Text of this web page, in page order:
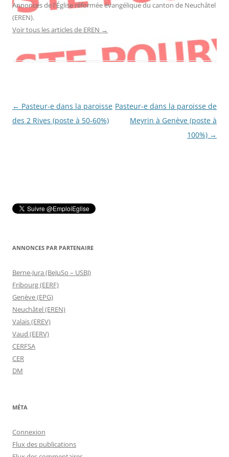
Annonces de l'Église réformée évangélique du canton de Neuchâtel
(EREN).
Voir tous les articles de EREN →
Navigation
des
← Pasteur-e dans la paroisse
des 2 Rives (poste à 50-60%)
Pasteur-e dans la paroisse de
Meyrin à Genève (poste à
100%) →
ANNONCES PAR PARTENAIRE
Berne-Jura (BeJuSo – USBJ)
Fribourg (EERF)
Genève (EPG)
Neuchâtel (EREN)
Valais (EREV)
Vaud (EERV)
CERFSA
CER
DM
MÉTA
Connexion
Flux des publications